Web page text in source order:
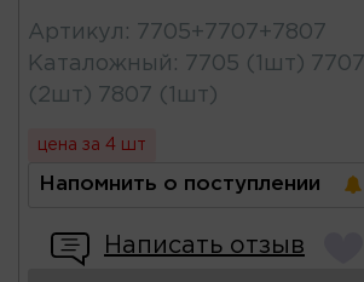
Артикул :
7705+7707+7807
Каталожный :
7705 (1шт) 7707
(2шт) 7807 (1шт)
цена за 4 шт
Напомнить о поступлении
Написать отзыв